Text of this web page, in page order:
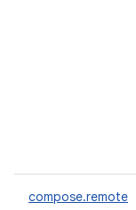
compose.remote